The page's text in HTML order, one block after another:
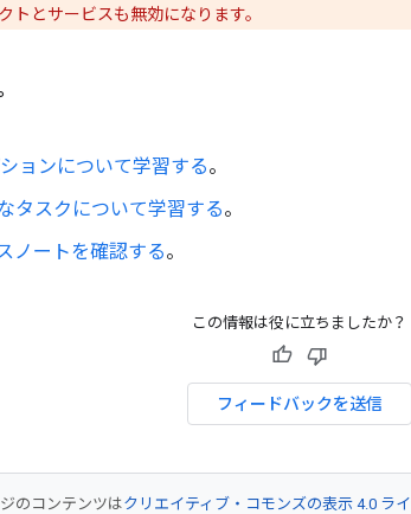
トとサービスも無効になります。
ョンについて学習する。
タスクについて学習する。
ノートを確認する。
この情報は役に立ちましたか？
フィードバックを送信
のコンテンツはクリエイティブ・コモンズの表示 4.0 ラ